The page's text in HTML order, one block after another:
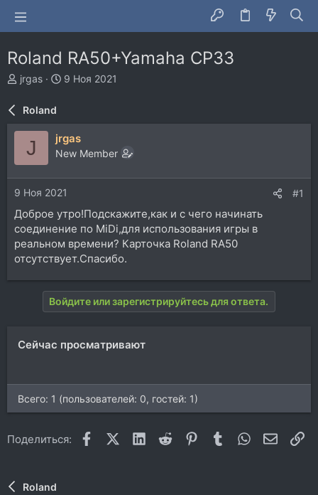
Roland RA50+Yamaha CP33
А
т
р
jrgas
Д
а
ч
а
9 Ноя 2021
Roland
J jrgas
New Member
9 Ноя 2021 #1
Доброе утро!Подскажите,как и с чего начинать
соединение по MiDi,для использования игры в
реальном времени? Карточка Roland RA50
отсутствует.Спасибо.
Войдите или зарегистрируйтесь для ответа.
Сейчас просматривают
Всего: 1 (пользователей: 0, гостей: 1)
Поделиться: FacebookX (Twitter)
LinkedIn
Reddit Pinterest
Tumblr WhatsApp
Roland